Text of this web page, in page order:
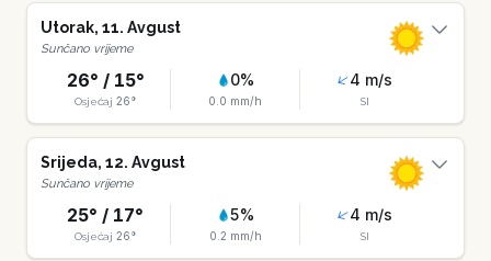
Utorak, 11. Avgust
Sunčano vrijeme
26° / 15°
Osjećaj 26°
0%
0.0 mm/h
4 m/s
SI
Srijeda, 12. Avgust
Sunčano vrijeme
25° / 17°
Osjećaj 26°
5%
0.2 mm/h
4 m/s
SI